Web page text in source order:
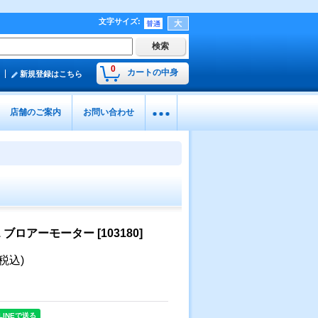
文字サイズ:
0 カートの中身
新規登録はこちら
店舗のご案内 お問い合わせ
ロアーモーター [103180]
込)